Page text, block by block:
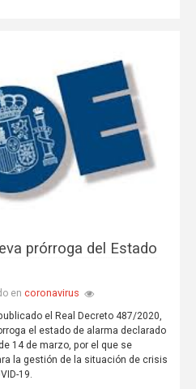
prórroga del Estado
en coronavirus
el Real Decreto 487/2020,
el estado de alarma declarado
14 de marzo, por el que se
la gestión de la situación de crisis
19.